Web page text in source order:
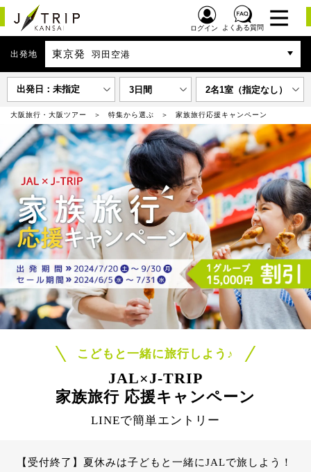
ログイン よくある質問
出発地 東京発 羽田空港
出発日：未指定 3日間 2名1室（指定なし）
大阪旅行・大阪ツアー 特集から選ぶ 家族旅行応援キャンペーン
こどもと一緒に旅行しよう♪
JAL×J-TRIP
家族旅行 応援キャンペーン
LINEで簡単エントリー
【受付終了】夏休みは子どもと一緒にJALで旅しよう！